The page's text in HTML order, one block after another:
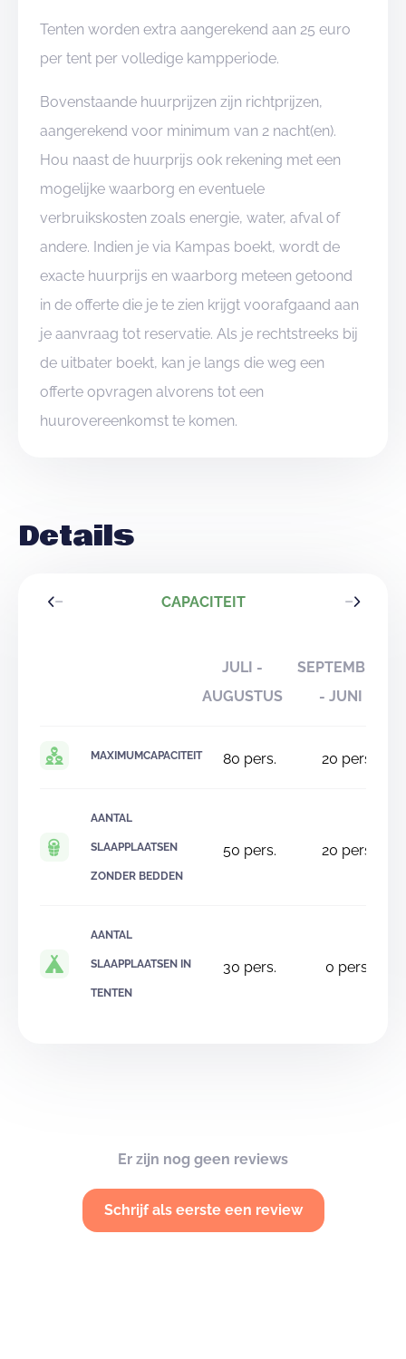
Tenten worden extra aangerekend aan 25 euro
per tent per volledige kampperiode.
Bovenstaande huurprijzen zijn richtprijzen,
aangerekend voor minimum van 2 nacht(en).
Hou naast de huurprijs ook rekening met een
mogelijke waarborg en eventuele
verbruikskosten zoals energie, water, afval of
andere. Indien je via Kampas boekt, wordt de
exacte huurprijs en waarborg meteen getoond
in de offerte die je te zien krijgt voorafgaand aan
je aanvraag tot reservatie. Als je rechtstreeks bij
de uitbater boekt, kan je langs die weg een
offerte opvragen alvorens tot een
huurovereenkomst te komen.
Details
CAPACITEIT
JULI -
AUGUSTUS
SEPTEMBER
- JUNI
MAXIMUMCAPACITEIT 80 pers. 20 pers.
AANTAL
SLAAPPLAATSEN
ZONDER BEDDEN
50 pers. 20 pers.
AANTAL
SLAAPPLAATSEN IN
TENTEN
30 pers. 0 pers.
Er zijn nog geen reviews
Schrijf als eerste een review